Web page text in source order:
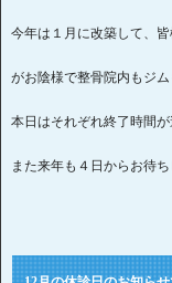
今年は１月に改築して、
がお陰様で整骨院内もジ
本日はそれぞれ終了時間
また来年も４日からお待ち